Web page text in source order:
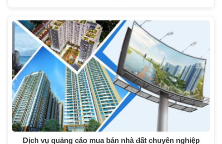
Dịch vụ quảng cáo mua bán nhà đất chuyên nghiệp